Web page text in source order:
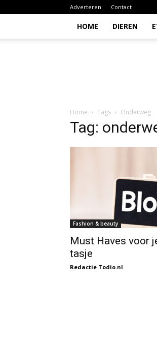
Adverteren Contact
HOME DIEREN
Home Tags Onderweg
Tag:
Fashion & beauty
Must Haves voor
tasje
Redactie Todio.nl